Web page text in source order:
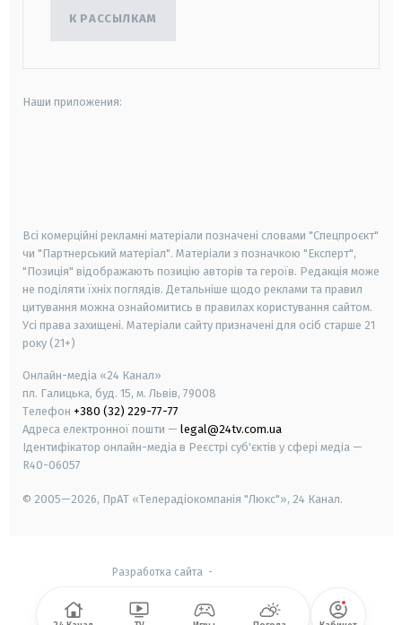
К РАССЫЛКАМ
Наши приложения:
Всі комерційні рекламні матеріали позначені словами "Спецпроєкт"
чи "Партнерський матеріал". Матеріали з позначкою "Експерт",
"Позиція" відображають позицію авторів та героїв. Редакція може
не поділяти їхніх поглядів. Детальніше щодо реклами та правил
цитування можна ознайомитись в правилах користування сайтом.
Усі права захищені. Матеріали сайту призначені для осіб старше 21
року (21+)
Онлайн-медіа «24 Канал»
пл. Галицька, буд. 15, м. Львів, 79008
Телефон +380 (32) 229-77-77
Адреса електронної пошти — legal@24tv.com.ua
Ідентифікатор онлайн-медіа в Реєстрі суб'єктів у сфері медіа —
R40-06057
© 2005—2026, ПрАТ «Телерадіокомпанія "Люкс"», 24 Канал.
Разработка сайта -